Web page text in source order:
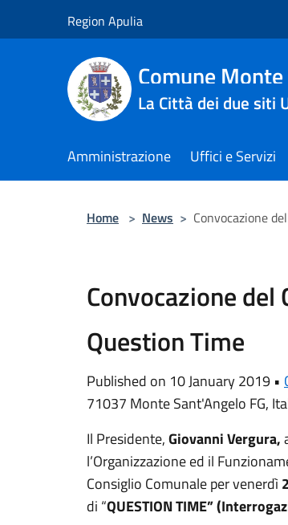
Region Apulia
Comune
La Città dei due siti
Amministrazione Uffici e Servizi
Home > News > Convocazione
Convocazione del
Question Time
Published on 10 January 2019 •
71037 Monte Sant'Angelo FG,
Il Presidente,Giovanni Vergura,
l’Organizzazione ed il
Consiglio Comunale per venerdì
di “QUESTION TIME”